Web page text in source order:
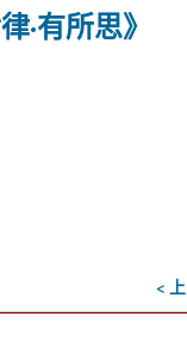
·有所思》
<